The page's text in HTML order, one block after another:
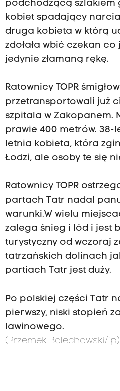
podchodzącą szlakiem
kobiet spadający
druga kobieta w którą
zdołała wbić czekan
jedynie złamaną rękę.
Ratownicy TOPR
przetransportowali już
szpitala w Zakopanem.
prawie 400 metrów. 38-
letnia kobieta, która
Łodzi, ale osoby te się
Ratownicy TOPR
partach Tatr nadal
warunki.W wielu
zalega śnieg i lód i jest
turystyczny od wczoraj
tatrzańskich dolinach
partiach Tatr jest duży.
Po polskiej części Tatr
pierwszy, niski stopień
lawinowego.
(Przemek Bolechowski/jp)